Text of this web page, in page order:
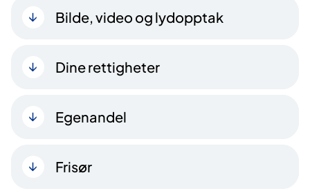
Bilde, video og lydopptak
Dine rettigheter
Egenandel
Frisør